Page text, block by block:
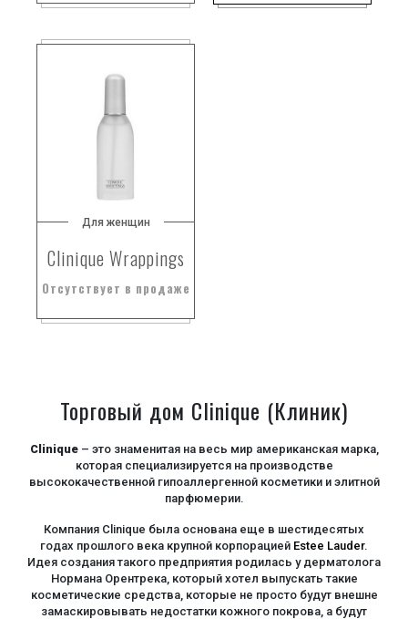
Для женщин
Clinique Wrappings
Отсутствует в продаже
Торговый дом Clinique (Клиник)
Clinique– это знаменитая на весь мир американская марка,
которая специализируется на производстве
высококачественной гипоаллергенной косметики и элитной
парфюмерии.
Компания Clinique была основана еще в шестидесятых
годах прошлого века крупной корпорацией Estee Lauder.
Идея создания такого предприятия родилась у дерматолога
Нормана Орентрека, который хотел выпускать такие
косметические средства, которые не просто будут внешне
замаскировывать недостатки кожного покрова, а будут